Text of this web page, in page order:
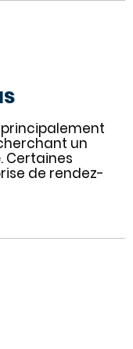
un
Certaines
de rendez-